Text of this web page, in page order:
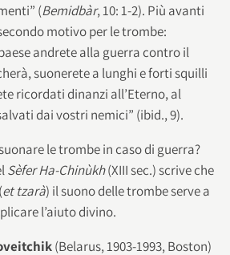
(Bemidbàr, 10: 1-2). Più avanti
motivo per le trombe:
andrete alla guerra contro il
suonerete a lunghi e forti squilli
ricordati dinanzi all’Eterno, al
dai vostri nemici” (ibid., 9).
le trombe in caso di guerra?
Sèfer Ha-Chinùkh(XIII sec.) scrive che
et tzarà) il suono delle trombe serve a
l’aiuto divino.
(Belarus, 1903-1993, Boston)